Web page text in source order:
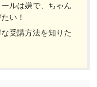
ルは嫌で、ちゃん
い！
受講方法を知りた